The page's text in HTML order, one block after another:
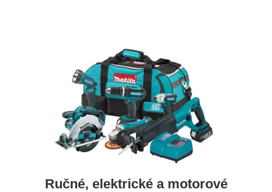
Ručné, elektrické a motorové